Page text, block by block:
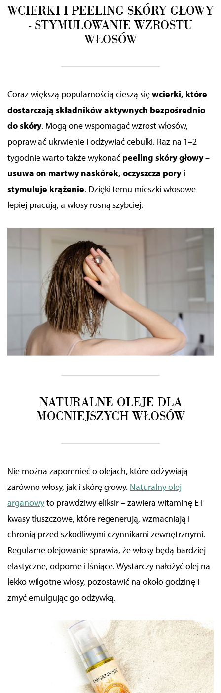
WCIERKI I PEELING SKÓRY GŁOWY
- STYMULOWANIE WZROSTU
WŁOSÓW
Coraz większą popularnością cieszą sięwcierki, które
dostarczają składników aktywnych bezpośrednio
do skóry. Mogą one wspomagać wzrost włosów,
poprawiać ukrwienie i odżywiać cebulki. Raz na 1–2
tygodnie warto także wykonać peeling skóry głowy –
usuwa on martwy naskórek, oczyszcza pory i
stymuluje krążenie. Dzięki temu mieszki włosowe
lepiej pracują, a włosy rosną szybciej.
NATURALNE OLEJE DLA
MOCNIEJSZYCH WŁOSÓW
Nie można zapomnieć o olejach, które odżywiają
zarówno włosy, jak i skórę głowy. Naturalny olej
arganowyto prawdziwy eliksir – zawiera witaminę E i
kwasy tłuszczowe, które regenerują, wzmacniają i
chronią przed szkodliwymi czynnikami zewnętrznymi.
Regularne olejowanie sprawia, że włosy będą bardziej
elastyczne, odporne i lśniące. Wystarczy nałożyć olej na
lekko wilgotne włosy, pozostawić na około godzinę i
zmyć emulgując go odżywką.